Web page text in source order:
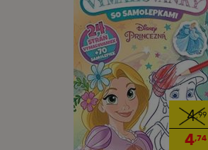
4,99
4,74